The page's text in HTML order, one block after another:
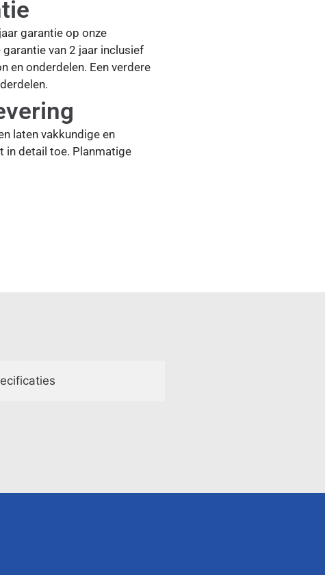
garantie op onze
van 2 jaar inclusief
en onderdelen. Een verdere
laten vakkundige en
in detail toe. Planmatige